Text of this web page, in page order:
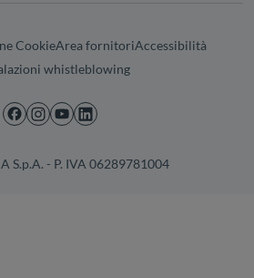
CookieArea fornitoriAccessibilità
whistleblowing
S.p.A. - P. IVA 06289781004